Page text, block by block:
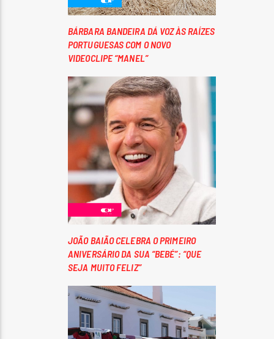
BÁRBARA BANDEIRA DÁ VOZ ÀS RAÍZES
PORTUGUESAS COM O NOVO
VIDEOCLIPE “MANEL”
JOÃO BAIÃO CELEBRA O PRIMEIRO
ANIVERSÁRIO DA SUA “BEBÉ”: “QUE
SEJA MUITO FELIZ”